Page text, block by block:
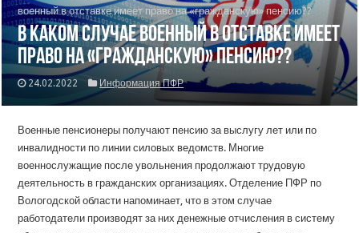
военный в отставке имеет право на «гражданскую» пенсию??
В каком случае военный в отставке имеет
право на «гражданскую» пенсию??
24.02.2022 Информация ПФР
Военные пенсионеры получают пенсию за выслугу лет или по
инвалидности по линии силовых ведомств. Многие
военнослужащие после увольнения продолжают трудовую
деятельность в гражданских организациях. Отделение ПФР по
Вологодской области напоминает, что в этом случае
работодатели производят за них денежные отчисления в систему